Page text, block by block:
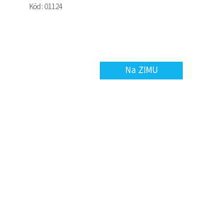
Kód: 01124
Na ZIMU